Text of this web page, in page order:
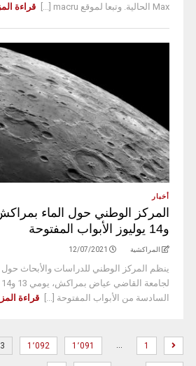
Max الحالية. وتبعا لموقع macru [...]
قراءة
أخبار
و14 يوليوز الأبواب المفتوحة
المراكشية 12/07/2021
ينظم المركز الوطني للدراسات والأبحاث حول
السادسة من الأبواب المفتوحة [...]
قراءة
1
… 1٬091 1٬092